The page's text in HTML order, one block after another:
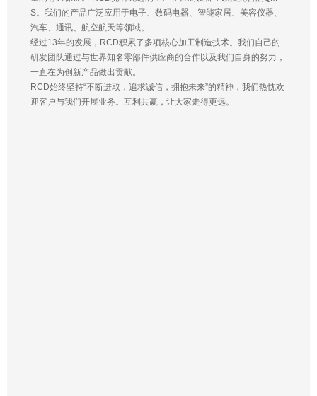
S。我们的产品广泛应用于电子、数码电器、智能家居、美容仪器、
汽车、通讯、航空航天等领域。
经过13年的发展，RCD积累了多项核心加工制造技术。我们自己的
研发团队通过与世界知名零部件供应商的合作以及我们自身的努力，
一直在为创新产品做出贡献。
RCD始终坚持“不断进取，追求诚信，拥抱未来”的精神，我们热忱欢
迎客户与我们开展业务。互利共赢，让大家走得更远。